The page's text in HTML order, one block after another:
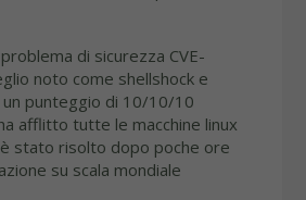
di sicurezza CVE-
noto come shellshock e
un punteggio di 10/10/10
afflitto tutte le macchine linux
è stato risolto dopo poche ore
su scala mondiale